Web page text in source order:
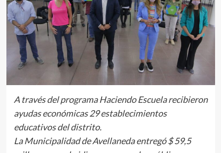
A través del programa Haciendo Escuela recibieron
ayudas económicas 29 establecimientos
educativos del distrito.
La Municipalidad de Avellaneda entregó $ 59,5